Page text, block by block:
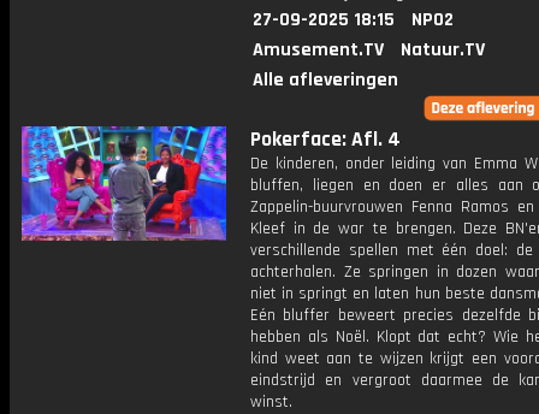
27-09-2025 18:15
NPO2
Amusement.TV
Natuur.TV
Alle afleveringen
Pokerface: Afl. 4
De kinderen, onder leiding van Emma
bluffen, liegen en doen er alles aan
Zappelin-buurvrouwen Fenna Ramos
Kleef in de war te brengen. Deze
verschillende spellen met één doel: de
achterhalen. Ze springen in dozen
niet in springt en laten hun beste
Eén bluffer beweert precies dezelfde
hebben als Noël. Klopt dat echt? Wie
kind weet aan te wijzen krijgt een
eindstrijd en vergroot daarmee de
winst.